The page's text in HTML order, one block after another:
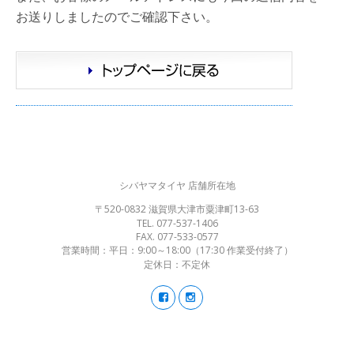
お送りしましたのでご確認下さい。
シバヤマタイヤ 店舗所在地
〒520-0832 滋賀県大津市粟津町13-63
TEL. 077-537-1406
FAX. 077-533-0577
営業時間：平日：9:00～18:00（17:30 作業受付終了）
定休日：不定休